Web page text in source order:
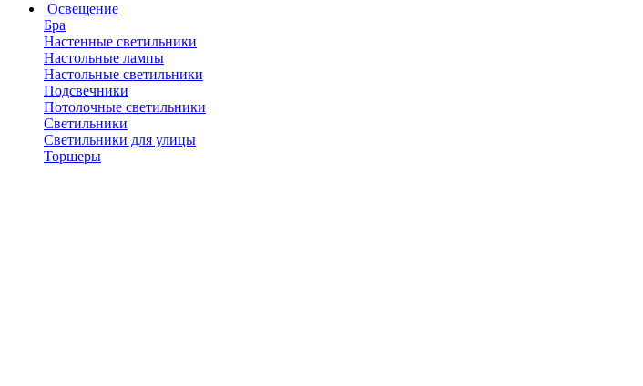
Освещение
Бра
Настенные светильники
Настольные лампы
Настольные светильники
Подсвечники
Потолочные светильники
Светильники
Светильники для улицы
Торшеры